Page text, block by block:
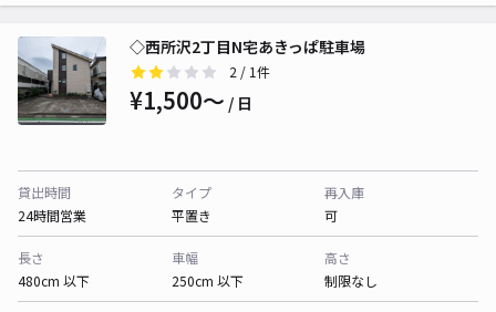
◇西所沢2丁目N宅あきっぱ駐車場
2 / 1件
¥1,500〜 / 日
貸出時間
24時間営業
タイプ
平置き
再入庫
可
長さ
480cm 以下
車幅
250cm 以下
高さ
制限なし